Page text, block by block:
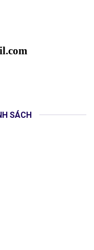
SÁCH